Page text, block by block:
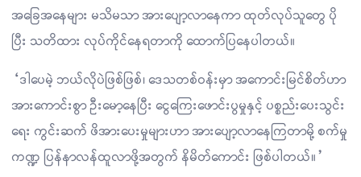
အခြေအနေများ မသိမသာ အားပျော့လာနေကာ ထုတ်လုပ်သူတွေ ပို
ပြီး သတိထား လုပ်ကိုင်နေရတာကို ထောက်ပြနေပါတယ်။
“ဒါပေမဲ့ ဘယ်လိုပဲဖြစ်ဖြစ်၊ ဒေသတစ်ဝန်းမှာ အကောင်းမြင်စိတ်ဟာ
အားကောင်းစွာ ဦးမော့နေပြီး ငွေကြေးဖောင်းပွမှုနှင့် ပစ္စည်းပေးသွင်း
ရေး ကွင်းဆက် ဖိအားပေးမှုများဟာ အားပျော့လာနေကြတာမို့ စက်မှု
ကဏ္ဍ ပြန်နာလန်ထူလာဖို့အတွက် နိမိတ်ကောင်း ဖြစ်ပါတယ်။”